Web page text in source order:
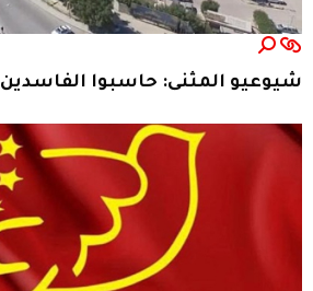
شيوعيو المثنى: حاسبوا الفاسدين